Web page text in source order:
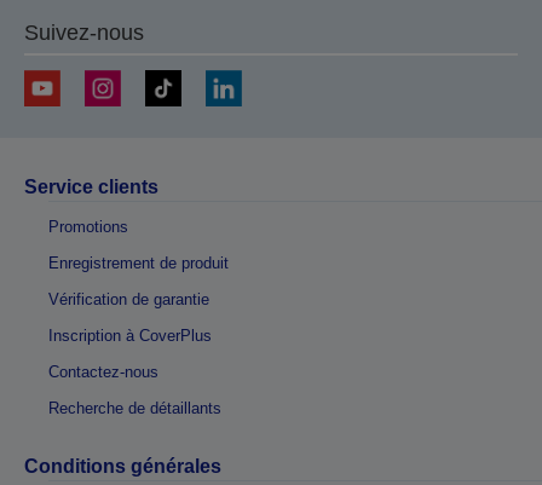
Suivez-nous
Service clients
Promotions
Enregistrement de produit
Vérification de garantie
Inscription à CoverPlus
Contactez-nous
Recherche de détaillants
Conditions générales